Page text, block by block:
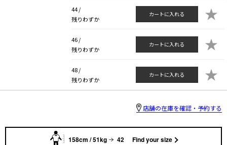
44 /
残りわずか
カートに入れる ★
46 /
残りわずか
カートに入れる ★
48 /
残りわずか
カートに入れる ★
店舗の在庫を確認・予約する
158cm / 51kg 42 Find your size